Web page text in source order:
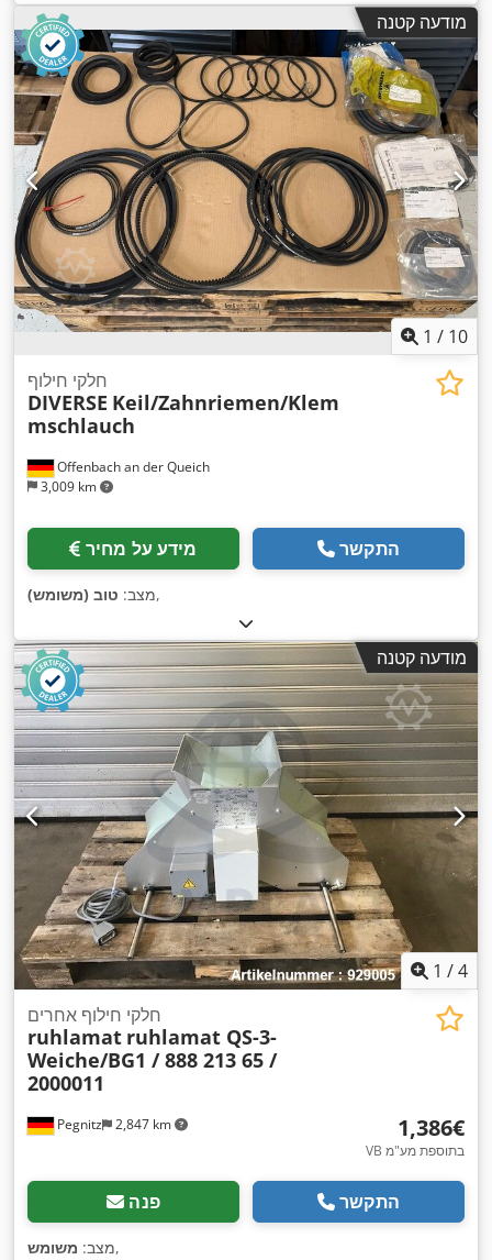
מודעה קטנה
1 / 10
Offenbach an der Queich
3,009 km
חלקי חילוף
DIVERSE Keil/Zahnriemen/Klem
mschlauch
מידע על מחיר התקשר
מצב: טוב (משומש) ,
מודעה קטנה
1 /4
Pegnitz 2,847 km
חלקי חילוף אחרים
ruhlamat ruhlamat QS-3-
Weiche/BG1 / 888 213 65 /
2000011
‏1,386 ‏€
VB בתוספת מע"מ
פנה התקשר
מצב: משומש ,